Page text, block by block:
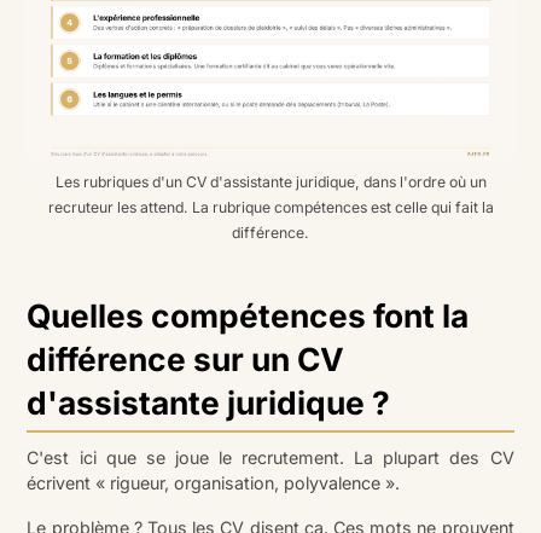
Les rubriques d'un CV d'assistante juridique, dans l'ordre où un
recruteur les attend. La rubrique compétences est celle qui fait la
différence.
Quelles compétences font la
différence sur un CV
d'assistante juridique ?
C'est ici que se joue le recrutement. La plupart des CV
écrivent « rigueur, organisation, polyvalence ».
Le problème ? Tous les CV disent ça. Ces mots ne prouvent